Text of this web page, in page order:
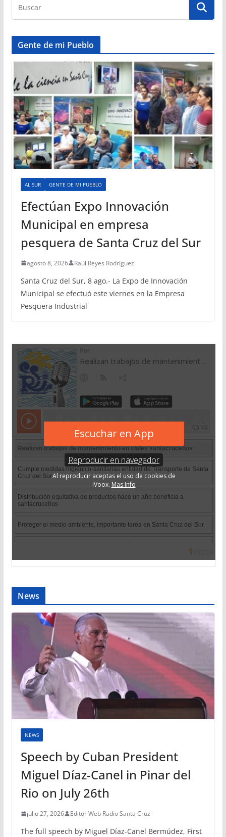
Gente de mi Pueblo
AL SUR GENTE DE MI PUEBLO
Efectúan Expo Innovación
Municipal en empresa
pesquera de Santa Cruz del Sur
agosto 8, 2026 Raúl Reyes Rodríguez
Santa Cruz del Sur, 8 ago.- La Expo de Innovación
Municipal se efectuó este viernes en la Empresa
Pesquera Industrial
News
NEWS
Speech by Cuban President
Miguel Díaz-Canel in Pinar del
Rio on July 26th
julio 27, 2026 Editor Web Radio Santa Cruz
The full speech by Miguel Díaz-Canel Bermúdez, First